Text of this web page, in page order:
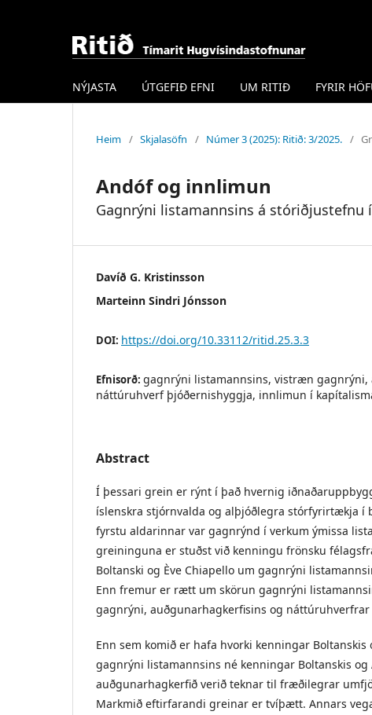
NÝJASTA ÚTGEFIÐ EFNI UM RITIÐ FYRIR
Heim / Skjalasöfn / Númer 3 (2025): Ritið: 3/2025. /
Andóf og innlimun
Gagnrýni listamannsins á
Davíð G. Kristinsson
Marteinn Sindri Jónsson
DOI: https://doi.org/10.33112/ritid.25.3.3
Efnisorð: gagnrýni listamannsins, vistræn gagnrýni,
náttúruhverf þjóðernishyggja, innlimun í
Abstract
Í þessari grein er rýnt í það hvernig
íslenskra stjórnvalda og alþjóðlegra stórfyrirtækja í
fyrstu aldarinnar var gagnrýnd í verkum ýmissa
greininguna er stuðst við kenningu frönsku
Boltanski og Ève Chiapello um gagnrýni
Enn fremur er rætt um skörun gagnrýni
gagnrýni, auðgunarhagkerfisins og
Enn sem komið er hafa hvorki kenningar Boltanskis
gagnrýni listamannsins né kenningar Boltanskis og
auðgunarhagkerfið verið teknar til fræðilegrar
Markmið eftirfarandi greinar er tvíþætt. Annars